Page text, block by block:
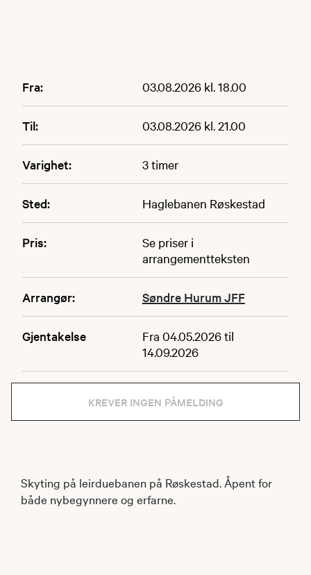
Fra: 03.08.2026 kl. 18.00
Til: 03.08.2026 kl. 21.00
Varighet: 3 timer
Sted: Haglebanen Røskestad
Pris:
Se priser i
arrangementteksten
Arrangør: Søndre Hurum JFF
Gjentakelse
Fra 04.05.2026 til
14.09.2026
KREVER INGEN PÅMELDING
Skyting på leirduebanen på Røskestad. Åpent for
både nybegynnere og erfarne.